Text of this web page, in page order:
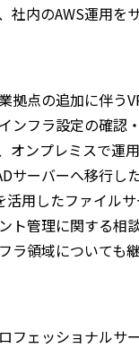
社内のAWS運用を
拠点の追加に伴う
ンフラ設定の確認
オンプレミスで運
サーバーへ移行し
活用したファイル
ト管理に関する相
ラ領域についても
フェッショナルサ